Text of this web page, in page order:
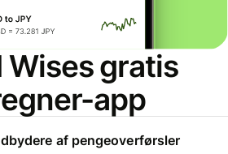
Wises gratis
app
af pengeoverførsler